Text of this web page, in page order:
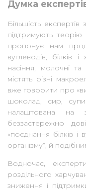
Думка
Більшість експертів
підтримують
пропонує нам
вуглеводів, білків
насіння, молочні
містять різні
вже говорити про
шоколад, сир,
налаштована на
беззастережно
«поєднання білків
організму”, й
Водночас,
роздільного
зниження і